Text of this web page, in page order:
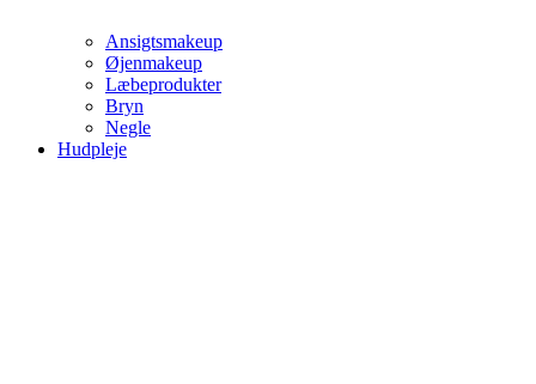
Ansigtsmakeup
Øjenmakeup
Læbeprodukter
Bryn
Negle
Hudpleje